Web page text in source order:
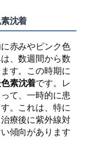
沈着
赤みやピンク色
、数週間から数
す。この時期に
素沈着です。レ
て、一時的に患
。これは、特に
療後に紫外線対
傾向があります